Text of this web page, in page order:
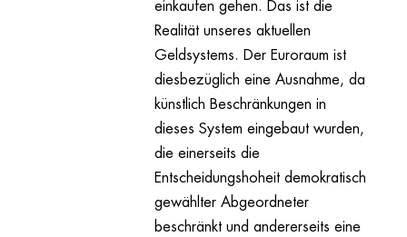
einkaufen gehen. Das ist die
Realität unseres aktuellen
Geldsystems. Der Euroraum ist
diesbezüglich eine Ausnahme, da
künstlich Beschränkungen in
dieses System eingebaut wurden,
die einerseits die
Entscheidungshoheit demokratisch
gewählter Abgeordneter
beschränkt und andererseits eine